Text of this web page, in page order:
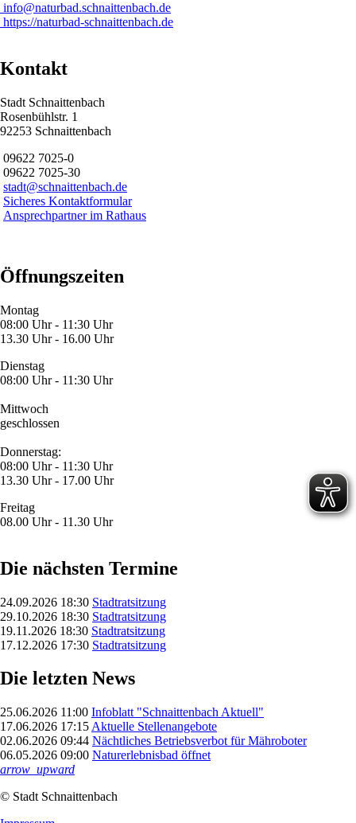
info@naturbad.schnaittenbach.de
https://naturbad-schnaittenbach.de
Kontakt
Stadt Schnaittenbach
Rosenbühlstr. 1
92253 Schnaittenbach
09622 7025-0
09622 7025-30
stadt@schnaittenbach.de
Sicheres Kontaktformular
Ansprechpartner im Rathaus
Öffnungszeiten
Montag
08:00 Uhr - 11:30 Uhr
13.30 Uhr - 16.00 Uhr
Dienstag
08:00 Uhr - 11:30 Uhr
Mittwoch
geschlossen
Donnerstag:
08:00 Uhr - 11:30 Uhr
13.30 Uhr - 17.00 Uhr
Freitag
08.00 Uhr - 11.30 Uhr
Die nächsten Termine
24.09.2026 18:30 Stadtratsitzung
29.10.2026 18:30 Stadtratsitzung
19.11.2026 18:30 Stadtratsitzung
17.12.2026 17:30 Stadtratsitzung
Die letzten News
25.06.2026 11:00 Infoblatt "Schnaittenbach Aktuell"
17.06.2026 17:15 Aktuelle Stellenangebote
02.06.2026 09:44 Nächtliches Betriebsverbot für Mähroboter
06.05.2026 09:00 Naturerlebnisbad öffnet
arrow_upward
© Stadt Schnaittenbach